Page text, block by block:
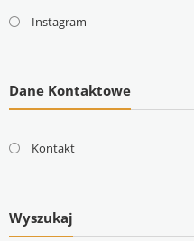
Instagram
Dane Kontaktowe
Kontakt
Wyszukaj